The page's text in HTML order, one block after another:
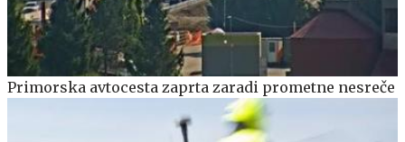
Primorska avtocesta zaprta zaradi prometne nesreče